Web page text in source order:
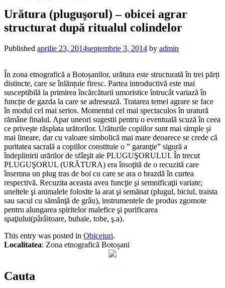
Urătura (pluguşorul) – obicei agrar
structurat după ritualul colindelor
Published aprilie 23, 2014septembrie 3, 2014 by admin
În zona etnografică a Botoșanilor, urătura este structurată în trei părți
distincte, care se înlănțuie firesc. Partea introductivă este mai
susceptibilă la primirea încărcăturii umoristice întrucât variază în
funcție de gazda la care se adresează. Tratarea temei agrare se face
în modul cel mai serios. Momentul cel mai spectaculos în uratură
rămâne finalul. Apar uneori sugestii pentru o eventuală scuză în ceea
ce privește răsplata urătorilor. Urăturile copiilor sunt mai simple și
mai lineare, dar cu valoare simbolică mai mare deoarece se crede că
puritatea sacrală a copiilor constituie o ” garanţie” sigură a
îndeplinirii urărilor de sfârşit ale PLUGUŞORULUI. În trecut
PLUGUŞORUL (URĂTURA) era însoţită de o recuzită care
însemna un plug tras de boi cu care se ara o brazdă în curtea
respectivă. Recuzita aceasta avea funcţie şi semnificaţii variate;
uneltele şi animalele folosite la arat şi semănat (plugul, biciul, traista
sau sacul cu sămânţă de grâu), instrumentele de produs zgomote
pentru alungarea spiritelor malefice şi purificarea
spaţiului(pârâitoare, buhaie, tobe, ş.a).
This entry was posted in Obiceiuri.
Localitatea: Zona etnografică Botoșani
Cauta